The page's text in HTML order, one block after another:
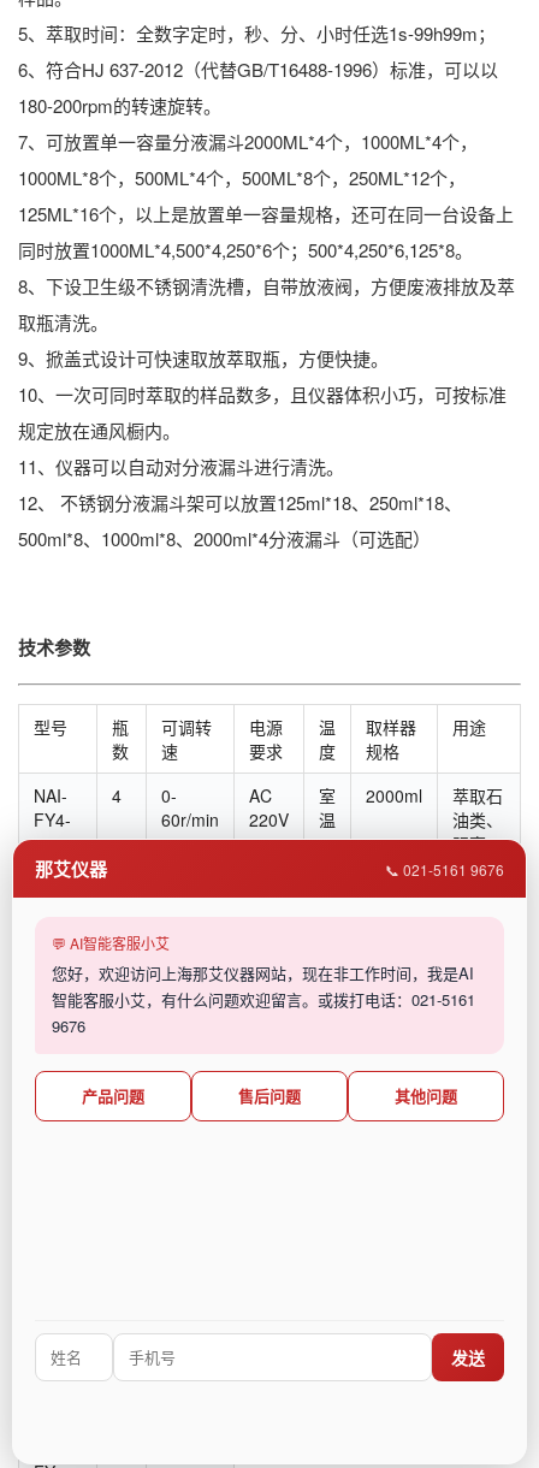
5、萃取时间：全数字定时，秒、分、小时任选1s-99h99m；
6、符合HJ 637-2012（代替GB/T16488-1996）标准，可以以
180-200rpm的转速旋转。
7、可放置单一容量分液漏斗2000ML*4个，1000ML*4个，
1000ML*8个，500ML*4个，500ML*8个，250ML*12个，
125ML*16个，以上是放置单一容量规格，还可在同一台设备上
同时放置1000ML*4,500*4,250*6个；500*4,250*6,125*8。
8、下设卫生级不锈钢清洗槽，自带放液阀，方便废液排放及萃
取瓶清洗。
9、掀盖式设计可快速取放萃取瓶，方便快捷。
10、一次可同时萃取的样品数多，且仪器体积小巧，可按标准
规定放在通风橱内。
11、仪器可以自动对分液漏斗进行清洗。
12、 不锈钢分液漏斗架可以放置125ml*18、250ml*18、
500ml*8、1000ml*8、2000ml*4分液漏斗（可选配）
技术参数
型号
瓶
数
可调转
速
电源
要求
温
度
取样器
规格
用途
NAI-
FY4-
2000
4
0-
60r/min
AC
220V
室
温
2000ml
萃取石
油类、
阴离
子、挥
发酚、
NAI-
FY4-
1000
4 1000ml
NAI-
500
4 500ml
NAI-
FY12-
12 250ml
那艾仪器 📞 021-5161 9676
💬 AI智能客服小艾
您好，欢迎访问上海那艾仪器网站，现在非工作时间，我是AI
智能客服小艾，有什么问题欢迎留言。或拨打电话：021-5161
9676
产品问题 售后问题 其他问题
发送